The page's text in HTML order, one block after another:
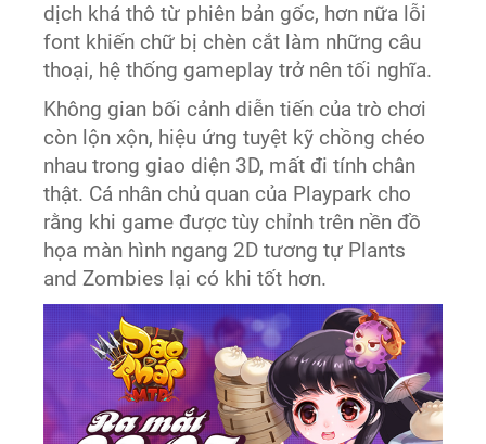
dịch khá thô từ phiên bản gốc, hơn nữa lỗi
font khiến chữ bị chèn cắt làm những câu
thoại, hệ thống gameplay trở nên tối nghĩa.
Không gian bối cảnh diễn tiến của trò chơi
còn lộn xộn, hiệu ứng tuyệt kỹ chồng chéo
nhau trong giao diện 3D, mất đi tính chân
thật. Cá nhân chủ quan của Playpark cho
rằng khi game được tùy chỉnh trên nền đồ
họa màn hình ngang 2D tương tự Plants
and Zombies lại có khi tốt hơn.